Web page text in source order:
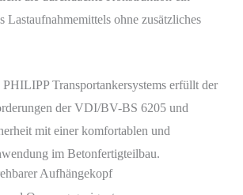
Lastaufnahmemittels ohne zusätzliches
Transportankersystems erfüllt der
der VDI/BV-BS 6205 und
mit einer komfortablen und
im Betonfertigteilbau.
Aufhängekopf